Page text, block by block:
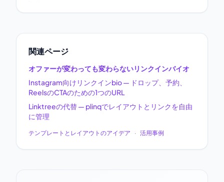
関連ページ
オファーが変わっても変わらないリンクインバイオ
Instagram向けリンクインbio — ドロップ、予約、
ReelsのCTAのための1つのURL
Linktreeの代替 — plinqでレイアウトとリンクを自由
に管理
テンプレートとレイアウトのアイデア · 活用事例